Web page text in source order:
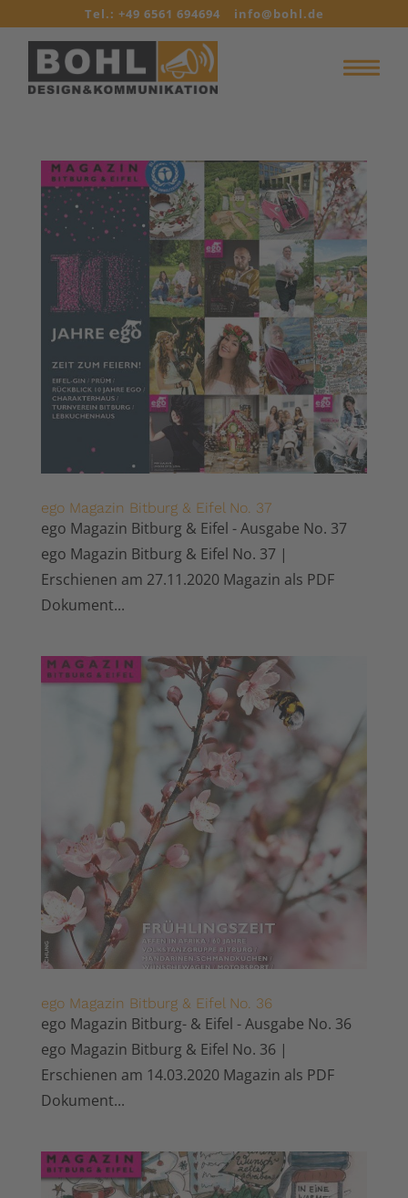
Tel.: +49 6561 694694 info@bohl.de
ego Magazin Bitburg & Eifel No. 37
ego Magazin Bitburg & Eifel - Ausgabe No. 37
ego Magazin Bitburg & Eifel No. 37 |
Erschienen am 27.11.2020 Magazin als PDF
Dokument...
ego Magazin Bitburg & Eifel No. 36
ego Magazin Bitburg- & Eifel - Ausgabe No. 36
ego Magazin Bitburg & Eifel No. 36 |
Erschienen am 14.03.2020 Magazin als PDF
Dokument...